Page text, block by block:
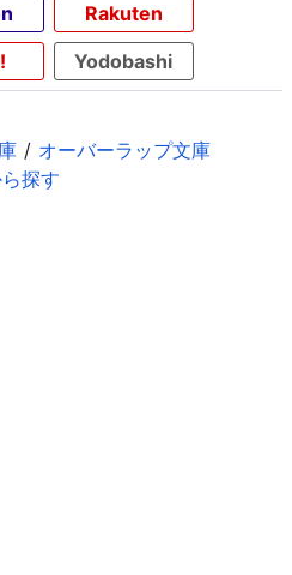
Rakuten
Yodobashi
オーバーラップ文庫
探す